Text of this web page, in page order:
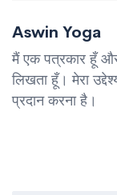
Aswin Yoga
मैं एक पत्रकार हूँ
लिखता हूँ। मेरा
प्रदान करना है।